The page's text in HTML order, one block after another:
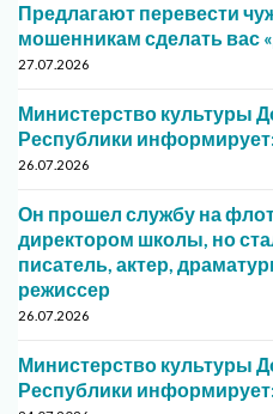
Предлагают перевести
мошенникам сделать вас
27.07.2026
Министерство культуры
Республики
26.07.2026
Он прошел службу на
директором школы, но
писатель, актер,
режиссер
26.07.2026
Министерство культуры
Республики